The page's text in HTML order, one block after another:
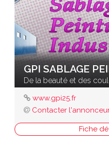
De la beauté et des
www.gpi25.fr
Contacter
Fiche